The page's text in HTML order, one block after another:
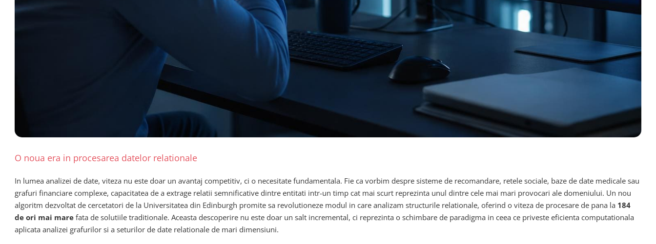
O noua era in procesarea datelor relationale
In lumea analizei de date, viteza nu este doar un avantaj competitiv, ci o necesitate fundamentala. Fie ca vorbim despre sisteme de recomandare, retele sociale, baze de date medicale sau
grafuri financiare complexe, capacitatea de a extrage relatii semnificative dintre entitati intr-un timp cat mai scurt reprezinta unul dintre cele mai mari provocari ale domeniului. Un nou
algoritm dezvoltat de cercetatori de la Universitatea din Edinburgh promite sa revolutioneze modul in care analizam structurile relationale, oferind o viteza de procesare de pana la 184
de ori mai mare fata de solutiile traditionale. Aceasta descoperire nu este doar un salt incremental, ci reprezinta o schimbare de paradigma in ceea ce priveste eficienta computationala
aplicata analizei grafurilor si a seturilor de date relationale de mari dimensiuni.